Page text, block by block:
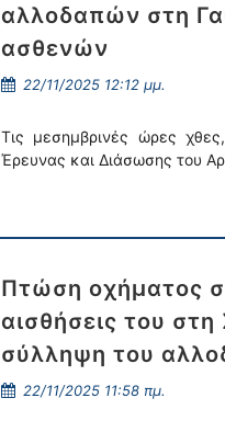
αλλοδαπών στη
ασθενών
22/11/2025 12:12 μμ.
Τις μεσημβρινές ώρες
Έρευνας και Διάσωσης του
Πτώση οχήματος
αισθήσεις του
σύλληψη του
22/11/2025 11:58 πμ.